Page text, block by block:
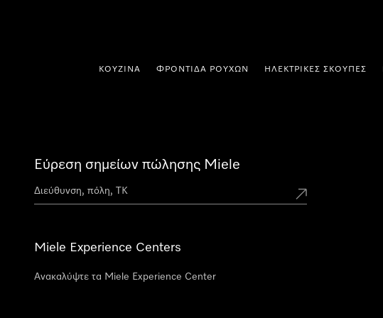
ΚΟΥΖΊΝΑ ΦΡΟΝΤΊΔΑ ΡΟΎΧΩΝ ΗΛΕΚΤΡΙΚΈΣ ΣΚΟΎΠΕΣ
Εύρεση σημείων πώλησης Miele
Miele Experience Centers
Ανακαλύψτε τα Miele Experience Center